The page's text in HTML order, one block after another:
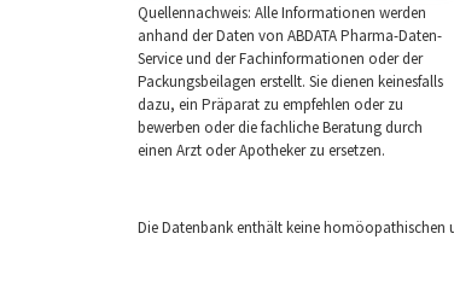
Quellennachweis: Alle Informationen werden
anhand der Daten von ABDATA Pharma-Daten-
Service und der Fachinformationen oder der
Packungsbeilagen erstellt. Sie dienen keinesfalls
dazu, ein Präparat zu empfehlen oder zu
bewerben oder die fachliche Beratung durch
einen Arzt oder Apotheker zu ersetzen.
Die Datenbank enthält keine